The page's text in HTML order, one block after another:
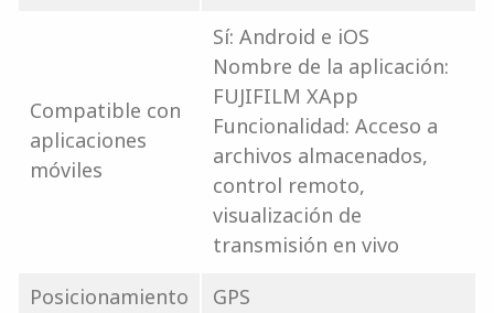
Compatible con
aplicaciones
móviles
Sí: Android e iOS
Nombre de la aplicación:
FUJIFILM XApp
Funcionalidad: Acceso a
archivos almacenados,
control remoto,
visualización de
transmisión en vivo
Posicionamiento
GPS